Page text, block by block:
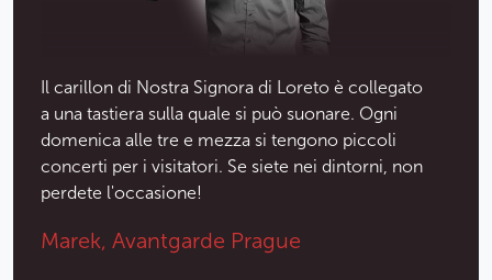
Il carillon di Nostra Signora di Loreto è collegato
a una tastiera sulla quale si può suonare. Ogni
domenica alle tre e mezza si tengono piccoli
concerti per i visitatori. Se siete nei dintorni, non
perdete l'occasione!
Marek, Avantgarde Prague